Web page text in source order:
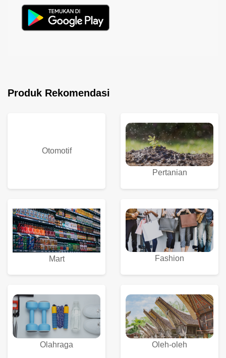
Produk Rekomendasi
Otomotif
Pertanian
Mart Fashion
Olahraga Oleh-oleh